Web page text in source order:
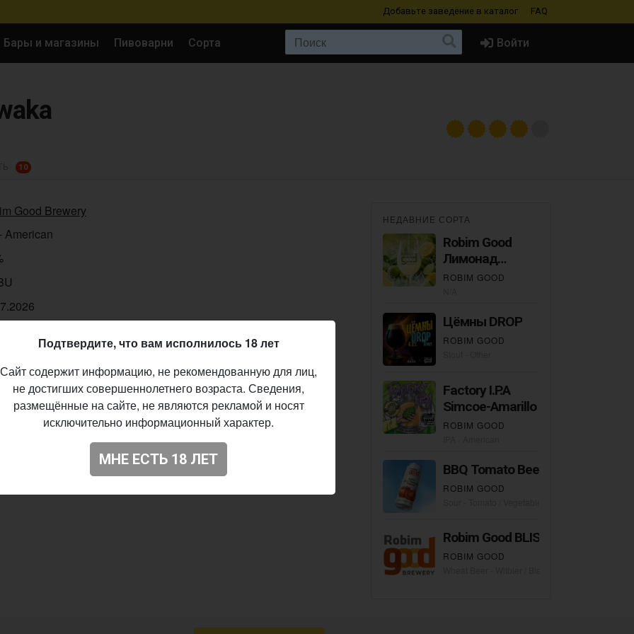
Добавьте заведение в каталог FAQ
Бары и магазины Пивоварни Сорта Войти
10
Good Brewery
American
НЕДАВНИЕ СОРТА
Robim Good
Лимонад
Лимон-Лайм
ROBIM GOOD
Цёмны DROP
ROBIM GOOD
Factory I.P.A
Simcoe-Amarillo
ROBIM GOOD
BBQ Tomato Beer
ROBIM GOOD
Robim Good BLISS
ROBIM GOOD
Подтвердите, что вам исполнилось 18 лет
Сайт содержит информацию, не рекомендованную для лиц,
не достигших совершеннолетнего возраста. Сведения,
размещённые на сайте, не являются рекламой и носят
исключительно информационный характер.
МНЕ ЕСТЬ 18 ЛЕТ